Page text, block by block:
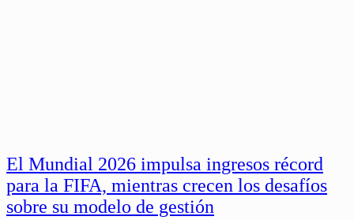
El Mundial 2026 impulsa ingresos récord
para la FIFA, mientras crecen los desafíos
sobre su modelo de gestión